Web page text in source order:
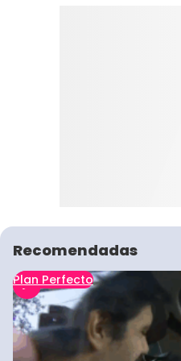
Recomendadas
Plan Perfecto